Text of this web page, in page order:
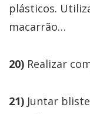
plásticos.
macarrão…
20) Realizar
21) Juntar